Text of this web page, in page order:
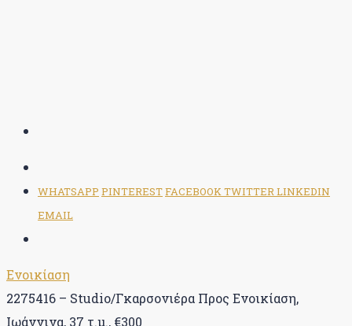
WHATSAPP PINTERESTFACEBOOKTWITTERLINKEDIN
EMAIL
Ενοικίαση
2275416 – Studio/Γκαρσονιέρα Προς Ενοικίαση,
Ιωάννινα, 37 τ.μ., €300